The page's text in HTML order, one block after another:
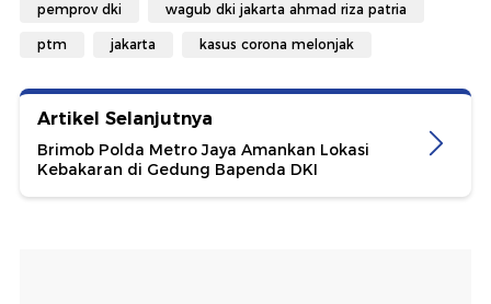
pemprov dki wagub dki jakarta ahmad riza patria
ptm jakarta kasus corona melonjak
Artikel Selanjutnya
Brimob Polda Metro Jaya Amankan Lokasi
Kebakaran di Gedung Bapenda DKI